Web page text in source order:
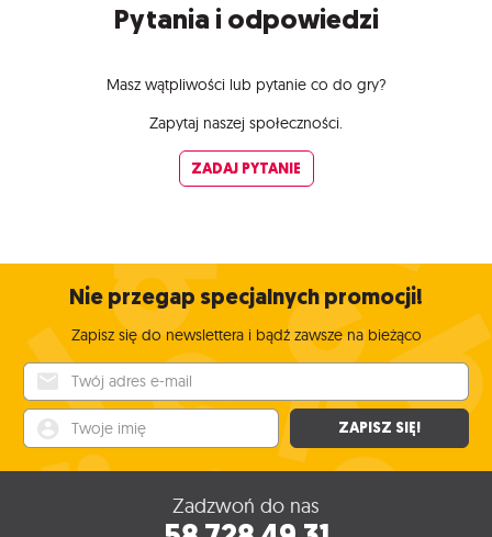
Pytania i odpowiedzi
Masz wątpliwości lub pytanie co do gry?
Zapytaj naszej społeczności.
ZADAJ PYTANIE
Nie przegap specjalnych promocji!
Zapisz się do newslettera i bądź zawsze na bieżąco
ZAPISZ SIĘ!
Zadzwoń do nas